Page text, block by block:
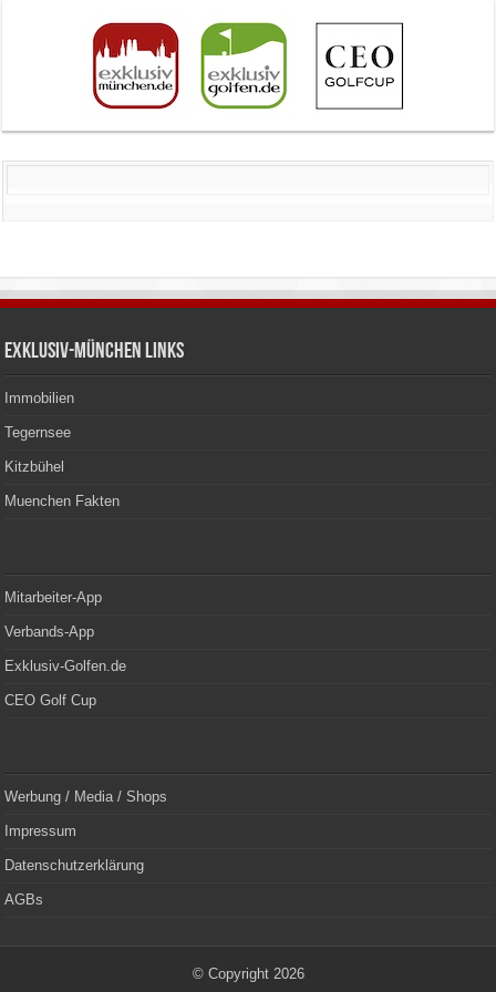
Exklusiv-München Links
Immobilien
Tegernsee
Kitzbühel
Muenchen Fakten
Mitarbeiter-App
Verbands-App
Exklusiv-Golfen.de
CEO Golf Cup
Werbung / Media / Shops
Impressum
Datenschutzerklärung
AGBs
© Copyright 2026